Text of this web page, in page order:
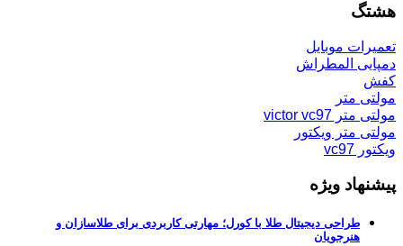
هشتگ
تعمیرات موبایل
دمپایی المطراش
کفش
مولتی متر
مولتی متر victor vc97
مولتی متر ویکتور
ویکتور vc97
پیشنهاد ویژه
طراحی دیجیتال طلا با کورل؛ مهارتی کاربردی برای طلاسازان و
هنرجویان